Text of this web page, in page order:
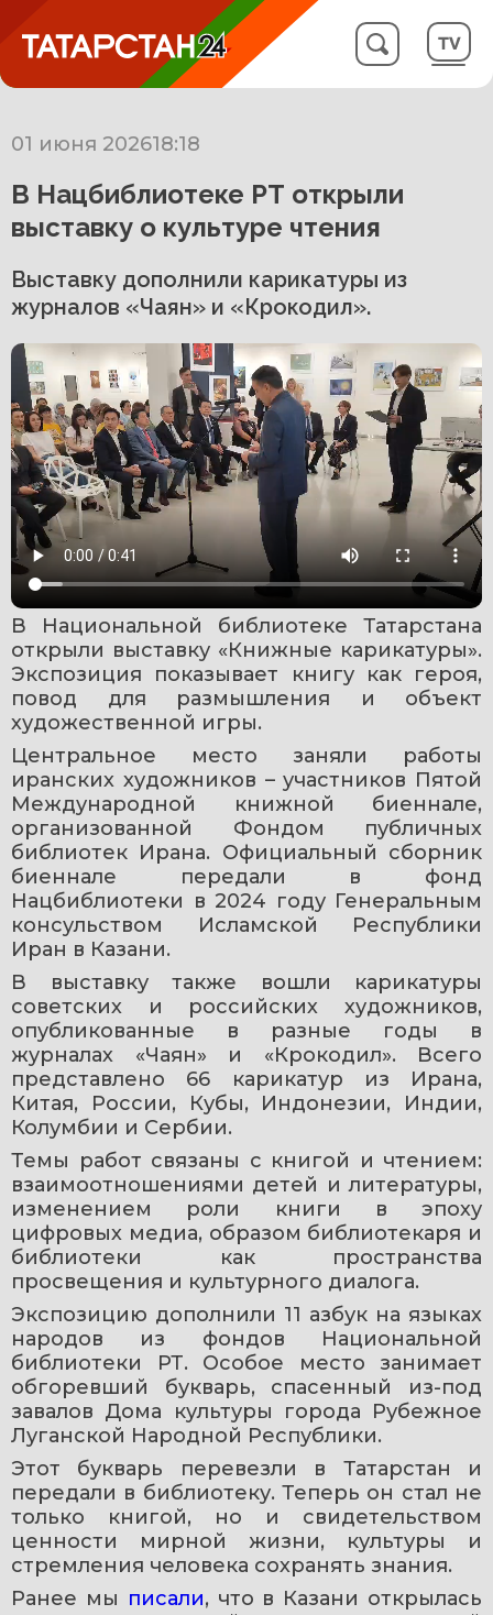
01 июня 202618:18
В Нацбиблиотеке РТ открыли
выставку о культуре чтения
Выставку дополнили карикатуры из
журналов «Чаян» и «Крокодил».
В Национальной библиотеке Татарстана
открыли выставку «Книжные карикатуры».
Экспозиция показывает книгу как героя,
повод для размышления и объект
художественной игры.
Центральное место заняли работы
иранских художников – участников Пятой
Международной книжной биеннале,
организованной Фондом публичных
библиотек Ирана. Официальный сборник
биеннале передали в фонд
Нацбиблиотеки в 2024 году Генеральным
консульством Исламской Республики
Иран в Казани.
В выставку также вошли карикатуры
советских и российских художников,
опубликованные в разные годы в
журналах «Чаян» и «Крокодил». Всего
представлено 66 карикатур из Ирана,
Китая, России, Кубы, Индонезии, Индии,
Колумбии и Сербии.
Темы работ связаны с книгой и чтением:
взаимоотношениями детей и литературы,
изменением роли книги в эпоху
цифровых медиа, образом библиотекаря и
библиотеки как пространства
просвещения и культурного диалога.
Экспозицию дополнили 11 азбук на языках
народов из фондов Национальной
библиотеки РТ. Особое место занимает
обгоревший букварь, спасенный из-под
завалов Дома культуры города Рубежное
Луганской Народной Республики.
Этот букварь перевезли в Татарстан и
передали в библиотеку. Теперь он стал не
только книгой, но и свидетельством
ценности мирной жизни, культуры и
стремления человека сохранять знания.
Ранее мы писали, что в Казани открылась